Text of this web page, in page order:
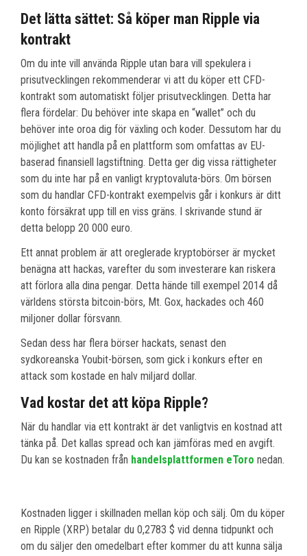
Det lätta sättet: Så köper man Ripple via
kontrakt
Om du inte vill använda Ripple utan bara vill spekulera i
prisutvecklingen rekommenderar vi att du köper ett CFD-
kontrakt som automatiskt följer prisutvecklingen. Detta har
flera fördelar: Du behöver inte skapa en “wallet” och du
behöver inte oroa dig för växling och koder. Dessutom har du
möjlighet att handla på en plattform som omfattas av EU-
baserad finansiell lagstiftning. Detta ger dig vissa rättigheter
som du inte har på en vanligt kryptovaluta-börs. Om börsen
som du handlar CFD-kontrakt exempelvis går i konkurs är ditt
konto försäkrat upp till en viss gräns. I skrivande stund är
detta belopp 20 000 euro.
Ett annat problem är att oreglerade kryptobörser är mycket
benägna att hackas, varefter du som investerare kan riskera
att förlora alla dina pengar. Detta hände till exempel 2014 då
världens största bitcoin-börs, Mt. Gox, hackades och 460
miljoner dollar försvann.
Sedan dess har flera börser hackats, senast den
sydkoreanska Youbit-börsen, som gick i konkurs efter en
attack som kostade en halv miljard dollar.
Vad kostar det att köpa Ripple?
När du handlar via ett kontrakt är det vanligtvis en kostnad att
tänka på. Det kallas spread och kan jämföras med en avgift.
Du kan se kostnaden från handelsplattformen eToro nedan.
Kostnaden ligger i skillnaden mellan köp och sälj. Om du köper
en Ripple (XRP) betalar du 0,2783 $ vid denna tidpunkt och
om du säljer den omedelbart efter kommer du att kunna sälja